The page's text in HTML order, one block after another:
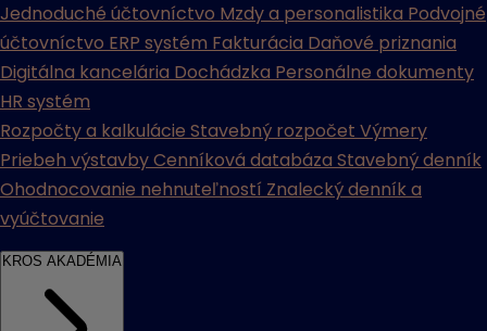
Jednoduché účtovníctvo Mzdy a personalistika Podvojné
účtovníctvo ERP systém Fakturácia Daňové priznania
Digitálna kancelária Dochádzka Personálne dokumenty
HR systém
Rozpočty a kalkulácie Stavebný rozpočet Výmery
Priebeh výstavbyCenníková databáza Stavebný denník
Ohodnocovanie nehnuteľností Znalecký denník a
vyúčtovanie
KROS AKADÉMIA